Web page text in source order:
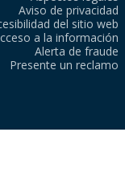
Aviso de privacidad
del sitio web
a la información
Alerta de fraude
Presente un reclamo